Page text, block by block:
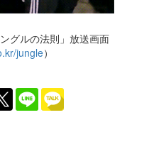
グルの法則」放送画面
jungle）